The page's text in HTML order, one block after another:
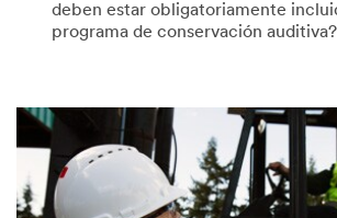
deben estar obligatoriamente
programa de conservación auditiva?